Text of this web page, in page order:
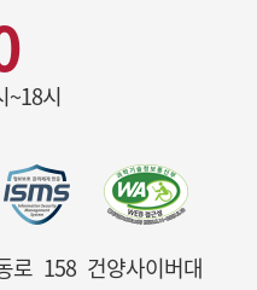
시
로 158 건양사이버대